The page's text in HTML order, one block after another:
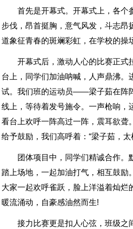
首先是开幕式。开幕式上，各个
步伐，昂首挺胸，意气风发，斗志昂
道象征青春的斑斓彩虹，在学校的操
开幕式后，激动人心的比赛正式
台上，同学们加油呐喊，人声鼎沸
试。我们班的运动员——梁子茹在阵
线上，等待着发号施令。一声枪响，
看台上欢呼一阵高过一阵，震耳欲聋
给予鼓励，我们高呼着：“梁子茹，太
团体项目中，同学们精诚合作
踏上场地，一起加油打气，相互鼓励
大家一起欢呼雀跃，脸上洋溢着灿
暖流涌动，自豪感油然而生!
接力比赛更是扣人心弦，班级之